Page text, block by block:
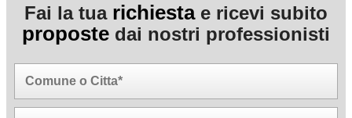
Fai la tua richiestae ricevi subito
proposte dai nostri professionisti